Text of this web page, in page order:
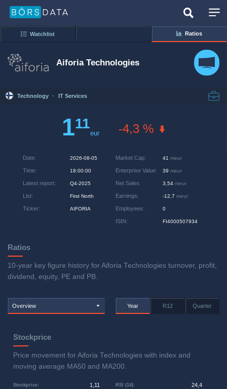
Watchlist Ratios
Aiforia Technologies
Technology · IT Services
111
eur -4,3 %
Date: 2026-08-05
Time: 18:00:00
Latest report: Q4-2025
List: First North
Ticker: AIFORIA
Market Cap: 41 meur
Enterprise Value: 39 meur
Net Sales: 3,54 meur
Earnings: -12,7 meur
Employees: 0
ISIN: FI4000507934
Ratios
10-year key figure history for Aiforia Technologies turnover, profit,
dividend, equity, PE and PB.
Overview Year R12 Quarter
Stockprice
Price movement for Aiforia Technologies with index and
moving average MA50 and MA200.
Stockprice: 1,11 RSI (14): 24,4